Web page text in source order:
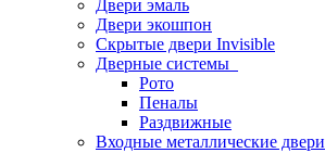
Двери эмаль
Двери экошпон
Скрытые двери Invisible
Дверные системы
Рото
Пеналы
Раздвижные
Входные металлические двери